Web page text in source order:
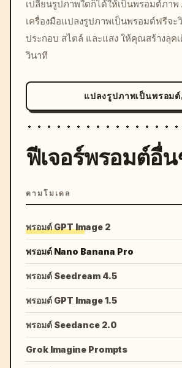
c,
colors,
เปลี่ยนรูปภาพใดก็ได้ให้เป็นพรอมต์ภาพ
เครื่องมือแปลงรูปภาพเป็นพรอมต์ฟรีจะ
ประกอบ สไตล์ และแสง ให้คุณสร้างลุค
วินาที
แปลงรูปภาพเป็นพรอมต์
ฟีเจอร์พรอมต์อื่น
ตามโมเดล
พรอมต์ GPT Image 2
พรอมต์ Nano Banana Pro
พรอมต์ Seedream 4.5
พรอมต์ GPT Image 1.5
พรอมต์ Seedance 2.0
Grok Imagine Prompts